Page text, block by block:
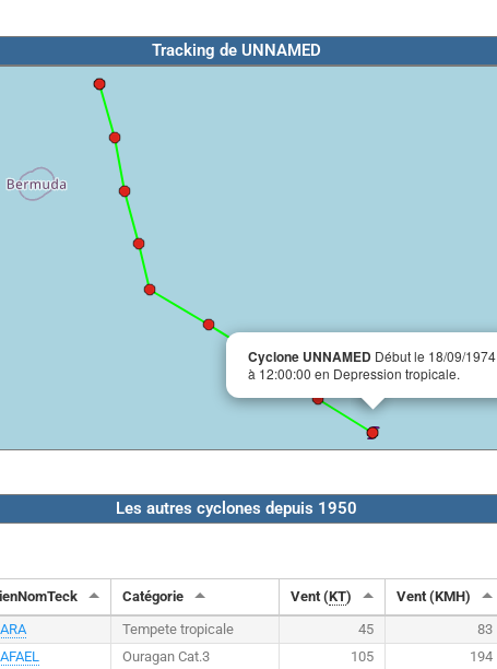
Tracking de UNNAMED
Cyclone UNNAMED Début le 18/09/1974
à 12:00:00 en Depression tropicale.
Les autres cyclones depuis 1950
Catégorie Vent (KT) Vent (KMH)
Tempete tropicale 45 83
Ouragan Cat.3 105 194